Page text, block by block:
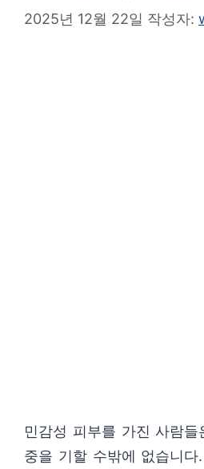
2025년 12월 22일 작성자:
민감성 피부를 가진 사람
중을 기할 수밖에 없습니